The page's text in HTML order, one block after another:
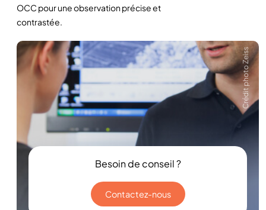
OCC pour une observation précise et
contrastée.
Crédit photo Zeiss
Besoin de conseil ?
Contactez-nous